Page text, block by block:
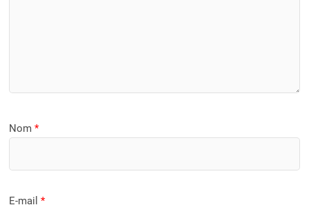
Nom*
E-mail*